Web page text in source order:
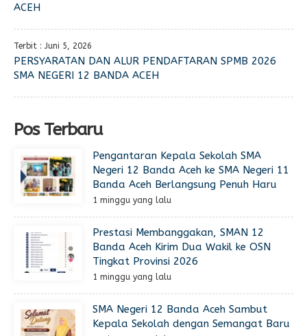
ACEH
Terbit : Juni 5, 2026
PERSYARATAN DAN ALUR PENDAFTARAN SPMB 2026
SMA NEGERI 12 BANDA ACEH
Pos Terbaru
Pengantaran Kepala Sekolah SMA
Negeri 12 Banda Aceh ke SMA Negeri 11
Banda Aceh Berlangsung Penuh Haru
1 minggu yang lalu
Prestasi Membanggakan, SMAN 12
Banda Aceh Kirim Dua Wakil ke OSN
Tingkat Provinsi 2026
1 minggu yang lalu
SMA Negeri 12 Banda Aceh Sambut
Kepala Sekolah dengan Semangat Baru